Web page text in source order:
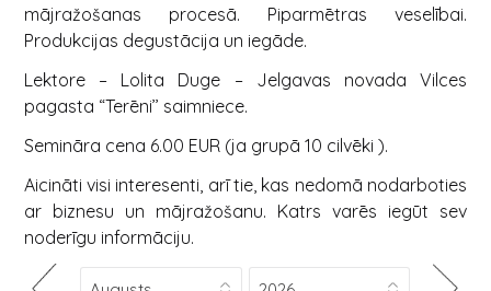
mājražošanas procesā. Piparmētras veselībai.
Produkcijas degustācija un iegāde.
Lektore – Lolita Duge – Jelgavas novada Vilces
pagasta “Terēni’’ saimniece.
Semināra cena 6.00 EUR (ja grupā 10 cilvēki ).
Aicināti visi interesenti, arī tie, kas nedomā nodarboties
ar biznesu un mājražošanu. Katrs varēs iegūt sev
noderīgu informāciju.